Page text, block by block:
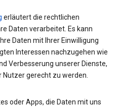
erläutert die rechtlichen
Daten verarbeitet. Es kann
Daten mit Ihrer Einwilligung
Interessen nachzugehen wie
Verbesserung unserer Dienste,
gerecht zu werden.
oder Apps, die Daten mit uns